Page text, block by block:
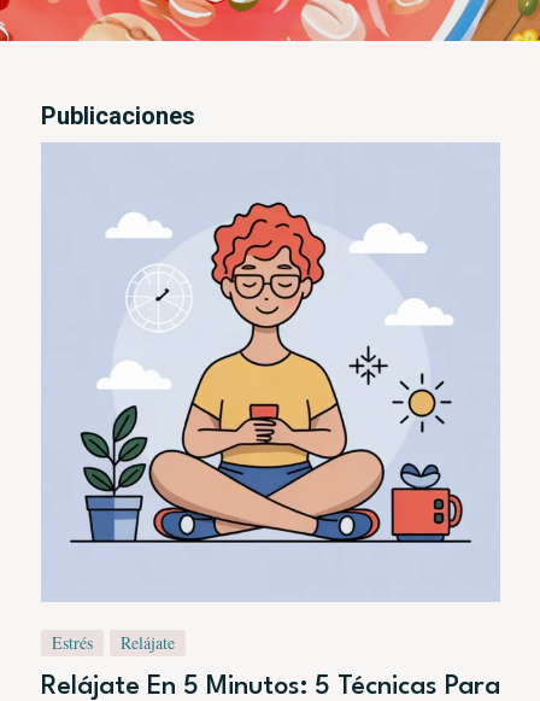
Publicaciones
Estrés Relájate
Relájate En 5 Minutos: 5 Técnicas Para